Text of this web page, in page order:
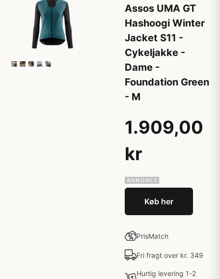
Assos UMA GT
Hashoogi Winter
Jacket S11 -
Cykeljakke -
Dame -
Foundation Green
- M
1.909,00
kr
Køb her
PrisMatch
Fri fragt over kr. 349
Hurtig levering 1-2